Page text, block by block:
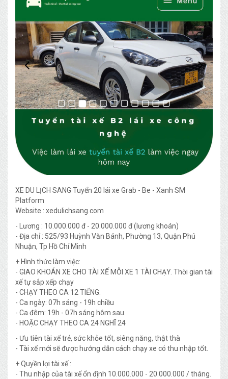
XE DU LỊCH SANG Tuyển 20 lái xe Grab - Be - Xanh SM
Platform
Website : xedulichsang.com
- Lương : 10.000.000 đ - 20.000.000 đ (lương khoán)
- Địa chỉ : 525/93 Huỳnh Văn Bánh, Phường 13, Quận Phú
Nhuận, Tp Hồ Chí Minh
+ Hình thức làm việc:
- GIAO KHOÁN XE CHO TÀI XẾ MỖI XE 1 TÀI CHẠY. Thời gian tài
xế tự sắp xếp chạy
- CHẠY THEO CA 12 TIẾNG:
- Ca ngày: 07h sáng - 19h chiều
- Ca đêm: 19h - 07h sáng hôm sau.
- HOẶC CHẠY THEO CA 24 NGHĨ 24
- Ưu tiên tài xế trẻ, sức khỏe tốt, siêng năng, thật thà
- Tài xế mới sẽ được hướng dẫn cách chạy xe có thu nhập tốt.
+ Quyền lợi tài xế :
- Thu nhập của tài xế ổn định 10.000.000 - 20.000.000 / tháng.